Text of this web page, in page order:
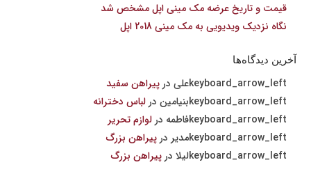
قیمت و تاریخ عرضه مک مینی اپل مشخص شد
نگاه نزدیک ویدیویی به مک مینی 2018 اپل
آخرین دیدگاه‌ها
علی در پیراهن سفید
بنیامین در لباس دخترانه
فاطمه در لوازم تحریر
مدیر در پیراهن بزرگ
لیلا در پیراهن بزرگ